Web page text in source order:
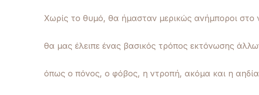
Χωρίς το θυμό, θα ήμασταν μερικώς ανήμποροι στο
θα μας έλειπε ένας βασικός τρόπος εκτόνωσης
όπως ο πόνος, ο φόβος, η ντροπή, ακόμα και η